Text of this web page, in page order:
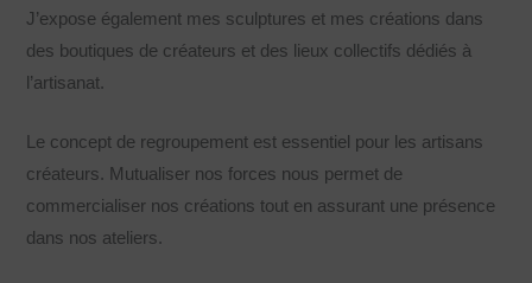
J’expose également mes sculptures et mes créations dans
des boutiques de créateurs et des lieux collectifs dédiés à
l’artisanat.
Le concept de regroupement est essentiel pour les artisans
créateurs. Mutualiser nos forces nous permet de
commercialiser nos créations tout en assurant une présence
dans nos ateliers.